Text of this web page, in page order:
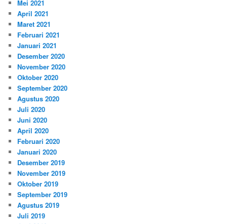
Mei 2021
April 2021
Maret 2021
Februari 2021
Januari 2021
Desember 2020
November 2020
Oktober 2020
September 2020
Agustus 2020
Juli 2020
Juni 2020
April 2020
Februari 2020
Januari 2020
Desember 2019
November 2019
Oktober 2019
September 2019
Agustus 2019
Juli 2019